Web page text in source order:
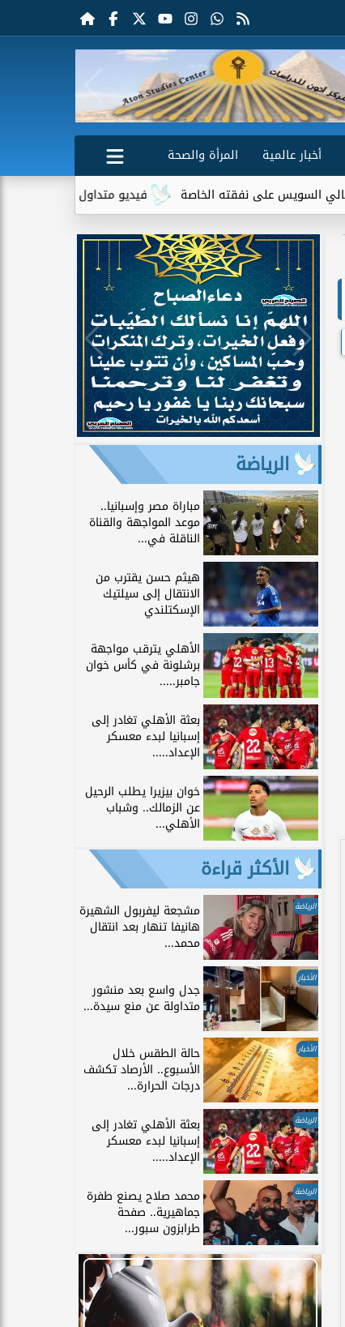
أخبار عالمية
المرأة والصحة
فيديو متداول لسيدة مسنة أمام منزلها
نفقته الخاصة
الرياضة
مباراة مصر وإسبانيا..
موعد المواجهة والقناة
الناقلة في...
هيثم حسن يقترب من
الانتقال إلى سيلتيك
الإسكتلندي
الأهلي يترقب مواجهة
برشلونة في كأس خوان
جامبر.....
بعثة الأهلي تغادر إلى
إسبانيا لبدء معسكر
الإعداد.....
خوان بيزيرا يطلب الرحيل
عن الزمالك.. وشباب
الأهلي...
الأكثر قراءة
الرياضة مشجعة ليفربول الشهيرة
هانيفا تنهار بعد انتقال
محمد...
الأخبار
جدل واسع بعد منشور
متداولة عن منع سيدة...
الأخبار حالة الطقس خلال
الأسبوع.. الأرصاد تكشف
درجات الحرارة...
الرياضة بعثة الأهلي تغادر إلى
إسبانيا لبدء معسكر
الإعداد.....
الرياضة محمد صلاح يصنع طفرة
جماهيرية.. صفحة
طرابزون سبور...